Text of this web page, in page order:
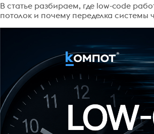
В статье разбираем, где low-code
потолок и почему переделка системы